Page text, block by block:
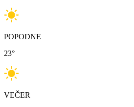
POPODNE
23°
VEČER